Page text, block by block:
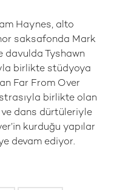
Haynes, alto
saksafonda Mark
davulda Tyshawn
birlikte stüdyoya
Far From Over
birlikte olan
dans dürtüleriyle
kurduğu yapılar
devam ediyor.